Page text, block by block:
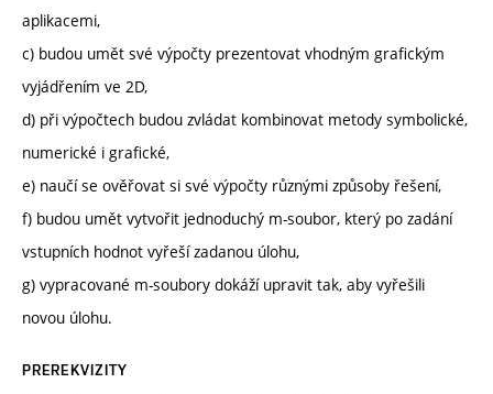
aplikacemi,
c) budou umět své výpočty prezentovat vhodným grafickým
vyjádřením ve 2D,
d) při výpočtech budou zvládat kombinovat metody symbolické,
numerické i grafické,
e) naučí se ověřovat si své výpočty různými způsoby řešení,
f) budou umět vytvořit jednoduchý m-soubor, který po zadání
vstupních hodnot vyřeší zadanou úlohu,
g) vypracované m-soubory dokáží upravit tak, aby vyřešili
novou úlohu.
PREREKVIZITY